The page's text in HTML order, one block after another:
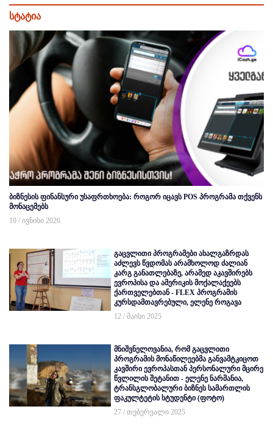
სტატია
ბიზნესის ფინანსური უსაფრთხოება: როგორ იცავს POS პროგრამა თქვენს
მონაცემებს
10 / ივნისი 2026
გაცვლითი პროგრამები ახალგაზრდას
აძლევს წვდომას არამხოლოდ ძალიან
კარგ განათლებაზე, არამედ აკავშირებს
ევროპისა და ამერიკის მოქალაქეებს
ქართველებთან - FLEX პროგრამის
კურსდამთავრებული, ელენე როგავა
12 / მაისი 2025
მნიშვნელოვანია, რომ გაცვლითი
პროგრამის მონაწილეებმა განვამტკიცოთ
კავშირი ევროპასთან პერსონალური მცირე
წვლილის შეტანით - ელენე ნარმანია,
ტრანსგლობალური ბიზნეს სამართლის
ფაკულტეტის სტუდენტი (ფოტო)
27 / თებერვალი 2025